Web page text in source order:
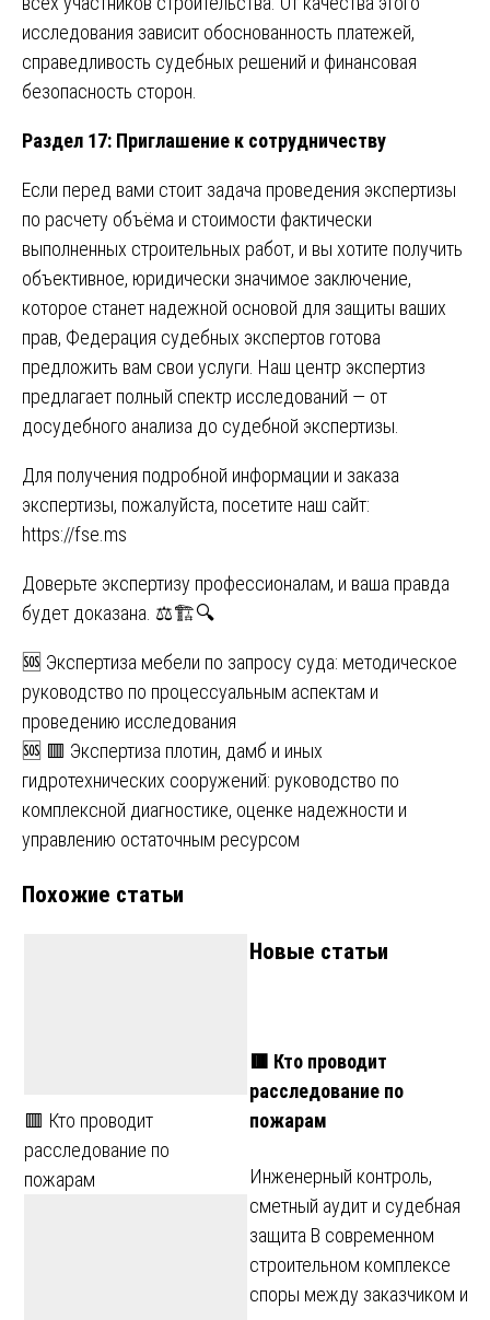
исследования зависит обоснованность платежей,
справедливость судебных решений и финансовая
безопасность сторон.
Раздел 17: Приглашение к сотрудничеству
Если перед вами стоит задача проведения экспертизы
по расчету объёма и стоимости фактически
выполненных строительных работ, и вы хотите получить
объективное, юридически значимое заключение,
которое станет надежной основой для защиты ваших
прав, Федерация судебных экспертов готова
предложить вам свои услуги. Наш центр экспертиз
предлагает полный спектр исследований — от
досудебного анализа до судебной экспертизы.
Для получения подробной информации и заказа
экспертизы, пожалуйста, посетите наш сайт:
https://fse.ms
Доверьте экспертизу профессионалам, и ваша правда
будет доказана. ⚖️🏗️🔍
Навигация
по
записям
🆘 Экспертиза мебели по запросу суда: методическое
руководство по процессуальным аспектам и
проведению исследования
🆘 🟥 Экспертиза плотин, дамб и иных
гидротехнических сооружений: руководство по
комплексной диагностике, оценке надежности и
управлению остаточным ресурсом
Похожие статьи
🟥 Кто проводит
расследование по
пожарам
Новые статьи
🟥 Кто проводит
расследование по
пожарам
Инженерный контроль,
сметный аудит и судебная
защита В современном
строительном комплексе
споры между заказчиком и